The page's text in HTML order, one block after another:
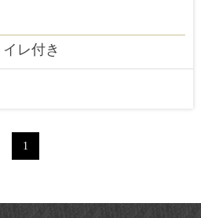
レ付き
1